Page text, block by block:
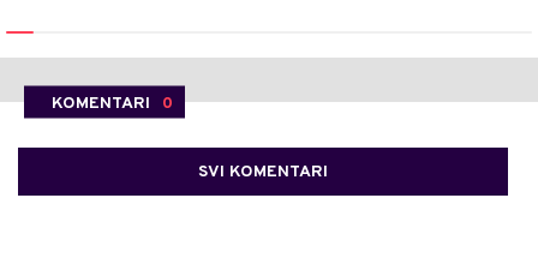
KOMENTARI 0
SVI KOMENTARI